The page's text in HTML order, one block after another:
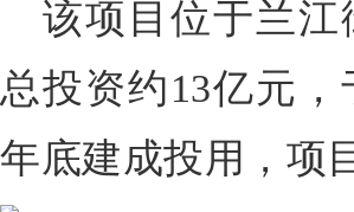
该项目位于兰江
总投资约13亿元，
年底建成投用， 项